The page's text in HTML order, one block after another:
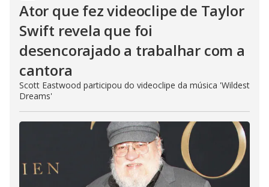
Ator que fez videoclipe de Taylor
Swift revela que foi
desencorajado a trabalhar com a
cantora
Scott Eastwood participou do videoclipe da música 'Wildest
Dreams'